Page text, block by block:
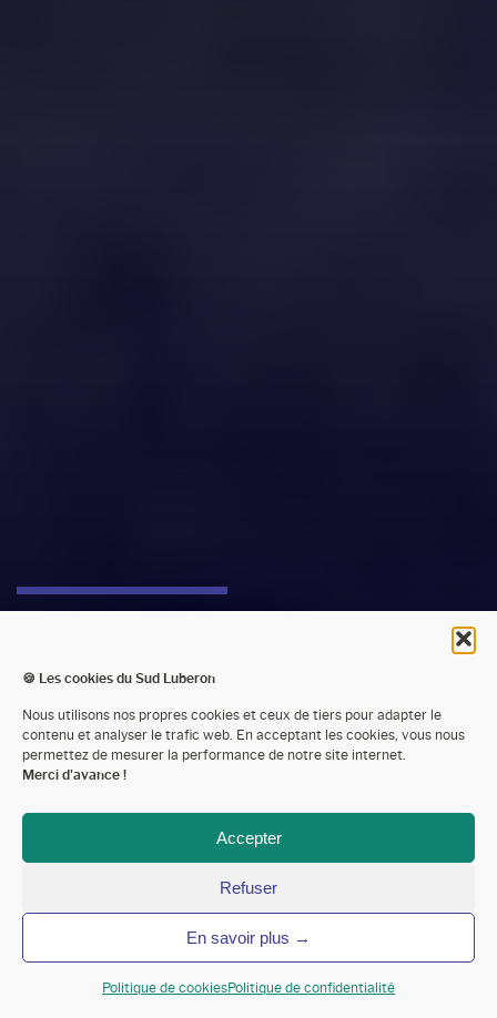
🍪 Les cookies du Sud Luberon
Nous utilisons nos propres cookies et ceux de tiers pour adapter le
contenu et analyser le trafic web. En acceptant les cookies, vous nous
permettez de mesurer la performance de notre site internet.
Merci d'avance !
Accepter
Refuser
En savoir plus →
Politique de cookiesPolitique de confidentialité
ÊTES-VOUS ?
DÉCOUVREZ VOTRE
SUD LUBERON
Sud Luberon Tourisme
Le blog de Sud Luberon Tourisme
Quel voyageur êtes-vous ? Découvrez votre Sud Luberon